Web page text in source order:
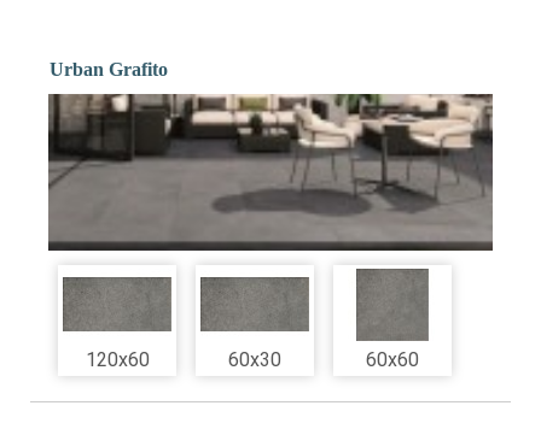
Urban Grafito
120x60 60x30 60x60